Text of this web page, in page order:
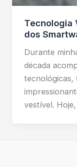
Tecnologia
dos
Durante
década
tecnológicas,
vestível.